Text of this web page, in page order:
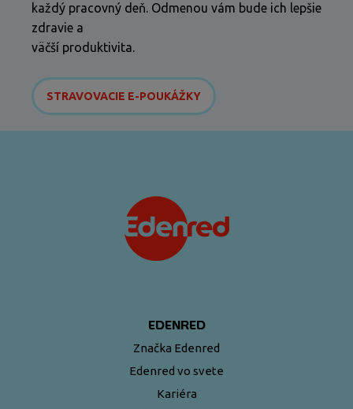
každý pracovný deň. Odmenou vám bude ich lepšie
zdravie a
väčší produktivita.
STRAVOVACIE E-POUKÁŽKY
EDENRED
Značka Edenred
Edenred vo svete
Kariéra